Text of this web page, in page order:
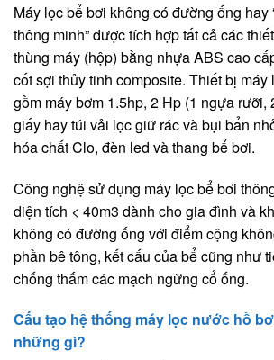
Máy lọc bể bơi không có đường ống hay
thông minh” được tích hợp tất cả các
thùng máy (hộp) bằng nhựa ABS cao
cốt sợi thủy tinh composite. Thiết bị máy
gồm máy bơm 1.5hp, 2 Hp (1 ngựa rưỡi,
giấy hay túi vải lọc giữ rác và bụi bẩn
hóa chất Clo, đèn led và thang bể bơi.
Công nghệ sử dụng máy lọc bể bơi
diện tích < 40m3 dành cho gia đình và
không có đường ống với điểm cộng
phần bê tông, kết cấu của bể cũng như
chống thấm các mạch ngừng cổ ống.
Cấu tạo hệ thống máy lọc nước hồ
những gì?